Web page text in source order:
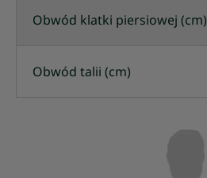
Obwód klatki piersiowej (cm)
Obwód talii (cm)